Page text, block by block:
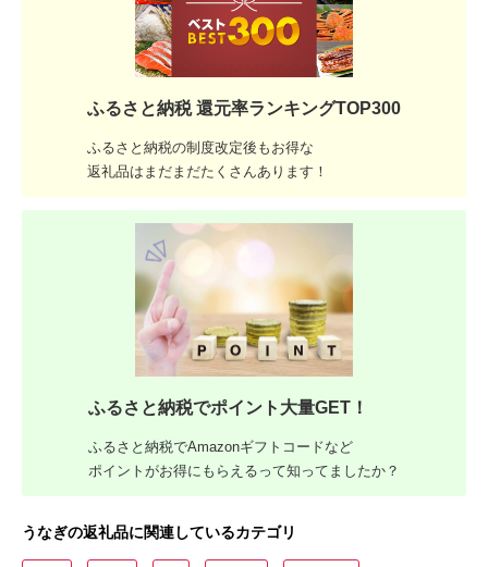
ふるさと納税 還元率ランキングTOP300
ふるさと納税の制度改定後もお得な
返礼品はまだまだたくさんあります！
ふるさと納税でポイント大量GET！
ふるさと納税でAmazonギフトコードなど
ポイントがお得にもらえるって知ってましたか？
うなぎの返礼品に関連しているカテゴリ